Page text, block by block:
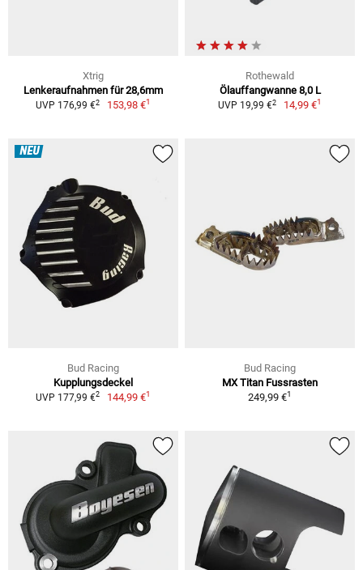
Xtrig
Lenkeraufnahmen für 28,6mm
UVP 176,99 €2 153,98 €1
Rothewald
Ölauffangwanne 8,0 L
UVP 19,99 €2 14,99 €1
NEU
Bud Racing
Kupplungsdeckel
UVP 177,99 €2 144,99 €1
Bud Racing
MX Titan Fussrasten
249,99 €1